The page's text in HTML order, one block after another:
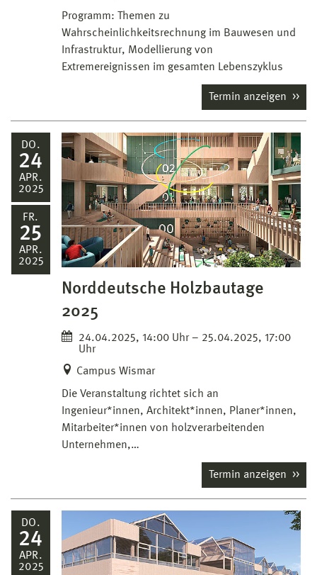
Programm: Themen zu
Wahrscheinlichkeitsrechnung im Bauwesen und
Infrastruktur, Modellierung von
Extremereignissen im gesamten Lebenszyklus
Termin anzeigen
DO.
24
APR.
2025
FR.
25
APR.
2025
Norddeutsche Holzbautage
2025
24.04.2025, 14:00 Uhr – 25.04.2025, 17:00
Uhr
Campus Wismar
Die Veranstaltung richtet sich an
Ingenieur*innen, Architekt*innen, Planer*innen,
Mitarbeiter*innen von holzverarbeitenden
Unternehmen,…
Termin anzeigen
DO.
24
APR.
2025